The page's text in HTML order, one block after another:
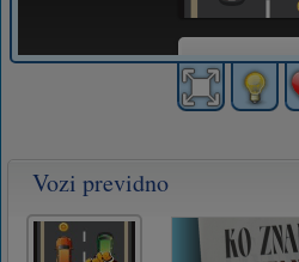
Vozi previdno